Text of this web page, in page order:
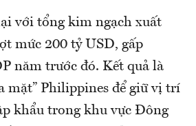
với tổng kim ngạch xuất
mức 200 tỷ USD, gấp
năm trước đó. Kết quả là
mặt” Philippines để giữ vị trí
khẩu trong khu vực Đông